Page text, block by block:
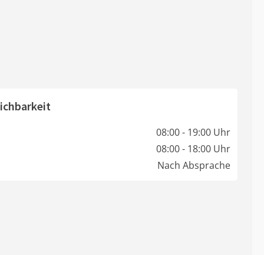
08:00 - 19:00 Uhr
08:00 - 18:00 Uhr
Nach Absprache